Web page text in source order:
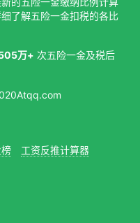
了解五险一金扣税的各比
万+ 次五险一金及税后
工资反推计算器